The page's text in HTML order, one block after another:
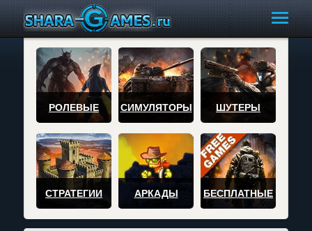
РОЛЕВЫЕ СИМУЛЯТОРЫ ШУТЕРЫ
СТРАТЕГИИ АРКАДЫ БЕСПЛАТНЫЕ